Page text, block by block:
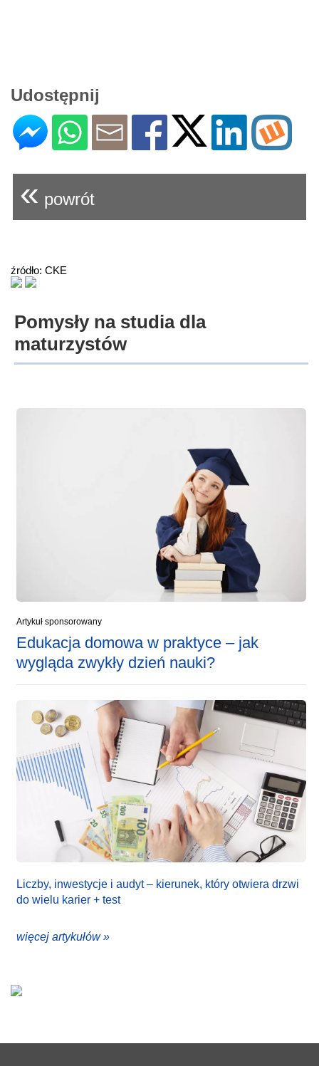
Udostępnij
« powrót
źródło: CKE
Pomysły na studia dla
maturzystów
Artykuł sponsorowany
Edukacja domowa w praktyce – jak
wygląda zwykły dzień nauki?
Liczby, inwestycje i audyt – kierunek, który otwiera drzwi
do wielu karier + test
więcej artykułów »